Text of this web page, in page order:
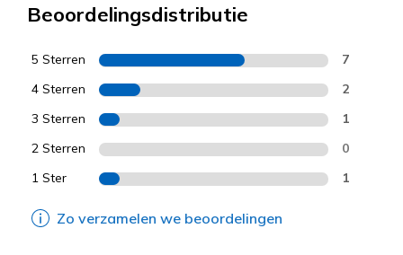
Beoordelingsdistributie
5 Sterren 7
4 Sterren 2
3 Sterren 1
2 Sterren 0
1 Ster 1
Zo verzamelen we beoordelingen